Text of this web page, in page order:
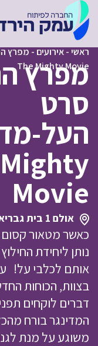
ראשי-אירועים -
The Mighty Movie
מפרץ
סרט
Movie
אולם 1 בית גבריאל
כאשר מטאור
נותן ליחידת
אותם לכלבי על!
בצוות, הכוחות
דברים לוקחים
המדינגר בורח
משוגע על מנת